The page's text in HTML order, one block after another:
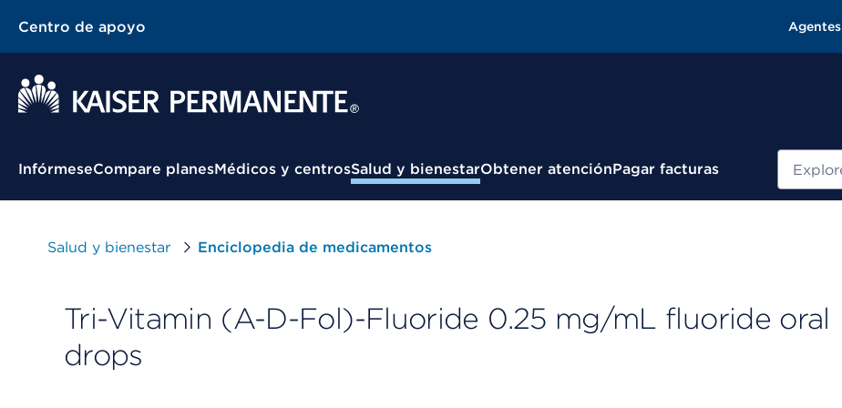
Centro de apoyo Agentes
Menú contextual
InfórmeseCompare planesMédicos y centrosSalud y bienestarObtener atenciónPagar facturas
Salud y bienestar Enciclopedia de medicamentos
Tri-Vitamin (A-D-Fol)-Fluoride 0.25 mg/mL fluoride oral
drops